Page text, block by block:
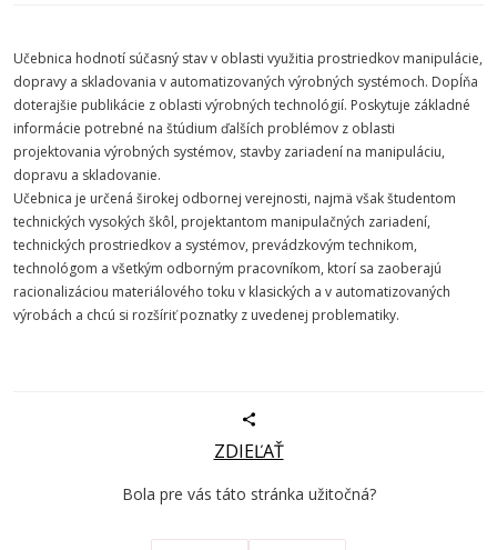
Učebnica hodnotí súčasný stav v oblasti využitia prostriedkov manipulácie,
dopravy a skladovania v automatizovaných výrobných systémoch. Dopĺňa
doterajšie publikácie z oblasti výrobných technológií. Poskytuje základné
informácie potrebné na štúdium ďalších problémov z oblasti
projektovania výrobných systémov, stavby zariadení na manipuláciu,
dopravu a skladovanie.
Učebnica je určená širokej odbornej verejnosti, najmä však študentom
technických vysokých škôl, projektantom manipulačných zariadení,
technických prostriedkov a systémov, prevádzkovým technikom,
technológom a všetkým odborným pracovníkom, ktorí sa zaoberajú
racionalizáciou materiálového toku v klasických a v automatizovaných
výrobách a chcú si rozšíriť poznatky z uvedenej problematiky.
ZDIEĽAŤ
Bola pre vás táto stránka užitočná?